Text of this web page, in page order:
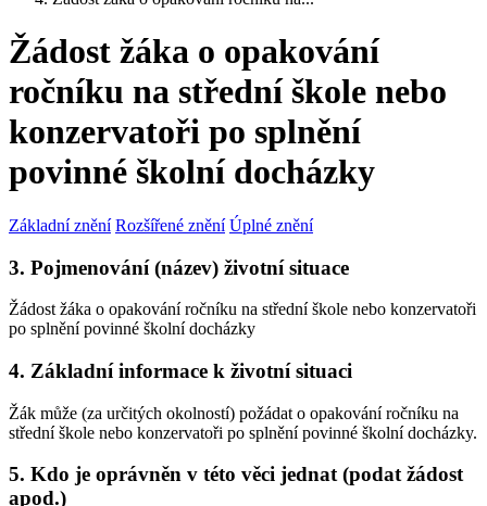
Žádost žáka o opakování
ročníku na střední škole nebo
konzervatoři po splnění
povinné školní docházky
Základní znění Rozšířené znění Úplné znění
3. Pojmenování (název) životní situace
Žádost žáka o opakování ročníku na střední škole nebo konzervatoři
po splnění povinné školní docházky
4. Základní informace k životní situaci
Žák může (za určitých okolností) požádat o opakování ročníku na
střední škole nebo konzervatoři po splnění povinné školní docházky.
5. Kdo je oprávněn v této věci jednat (podat žádost
apod.)